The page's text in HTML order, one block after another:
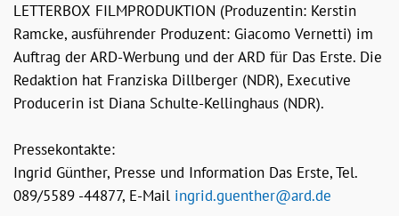
LETTERBOX FILMPRODUKTION (Produzentin: Kerstin
Ramcke, ausführender Produzent: Giacomo Vernetti) im
Auftrag der ARD-Werbung und der ARD für Das Erste. Die
Redaktion hat Franziska Dillberger (NDR), Executive
Producerin ist Diana Schulte-Kellinghaus (NDR).
Pressekontakte:
Ingrid Günther, Presse und Information Das Erste, Tel.
089/5589 -44877, E-Mail ingrid.guenther@ard.de